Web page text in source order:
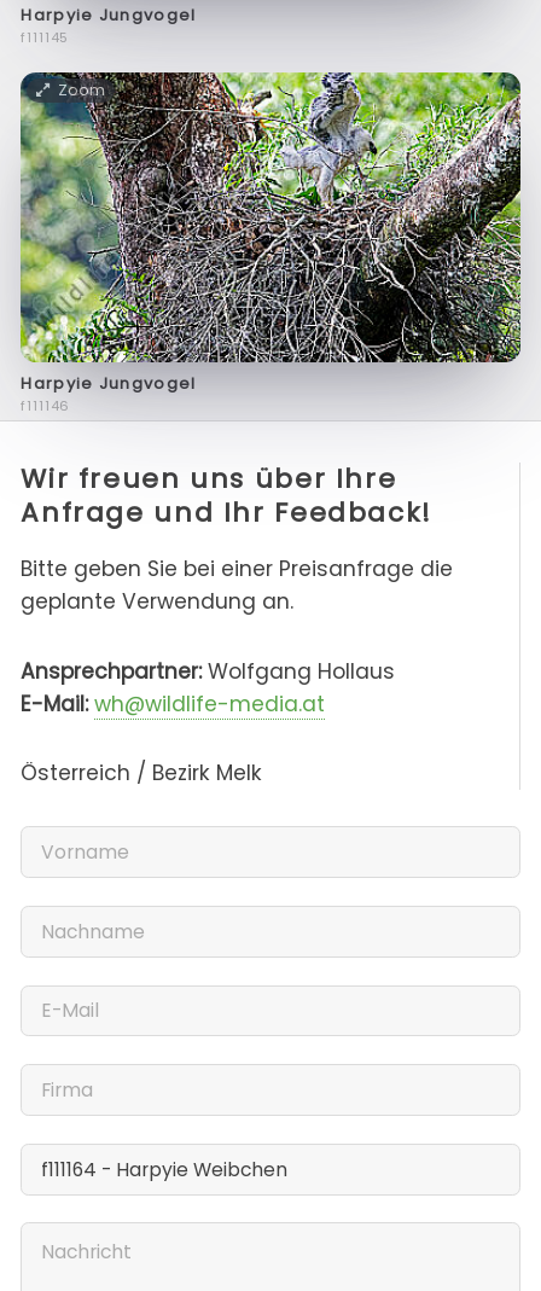
Harpyie Jungvogel
f111145
Zoom
Harpyie Jungvogel
f111146
Wir freuen uns über Ihre
Anfrage und Ihr Feedback!
Bitte geben Sie bei einer Preisanfrage die
geplante Verwendung an.
Ansprechpartner:Wolfgang Hollaus
E-Mail: wh@wildlife-media.at
Österreich / Bezirk Melk